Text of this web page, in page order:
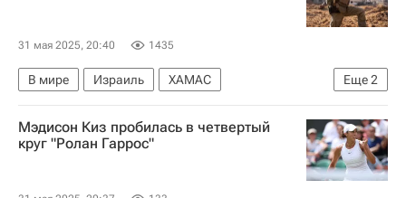
31 мая 2025, 20:40 1435
Еще2
В мире Израиль
ХАМАС
Обострение палестино-израильского конфликта
РАФ
Мэдисон Киз пробилась в четвертый
круг "Ролан Гаррос"